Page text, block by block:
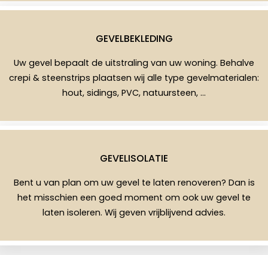
GEVELBEKLEDING
Uw gevel bepaalt de uitstraling van uw woning. Behalve
crepi & steenstrips plaatsen wij alle type gevelmaterialen:
hout, sidings, PVC, natuursteen, …
GEVELISOLATIE
Bent u van plan om uw gevel te laten renoveren? Dan is
het misschien een goed moment om ook uw gevel te
laten isoleren. Wij geven vrijblijvend advies.